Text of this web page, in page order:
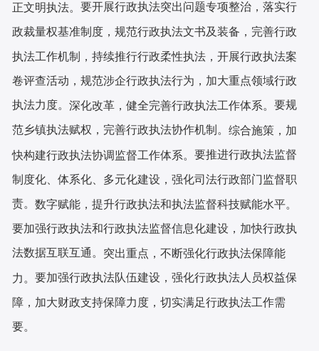
正文明执法。要开展行政执法突出问题专项整治，落实行
政裁量权基准制度，规范行政执法文书及装备，完善行政
执法工作机制，持续推行行政柔性执法，开展行政执法案
卷评查活动，规范涉企行政执法行为，加大重点领域行政
执法力度。深化改革，健全完善行政执法工作体系。要规
范乡镇执法赋权，完善行政执法协作机制。综合施策，加
快构建行政执法协调监督工作体系。要推进行政执法监督
制度化、体系化、多元化建设，强化司法行政部门监督职
责。数字赋能，提升行政执法和执法监督科技赋能水平。
要加强行政执法和行政执法监督信息化建设，加快行政执
法数据互联互通。 突出重点，不断强化行政执法保障能
力。要加强行政执法队伍建设，强化行政执法人员权益保
障，加大财政支持保障力度，切实满足行政执法工作需
要。